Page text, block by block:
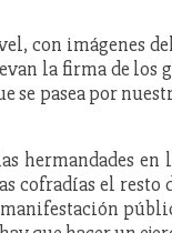
con imágenes
la firma de los
se pasea por
hermandades en
cofradías el resto